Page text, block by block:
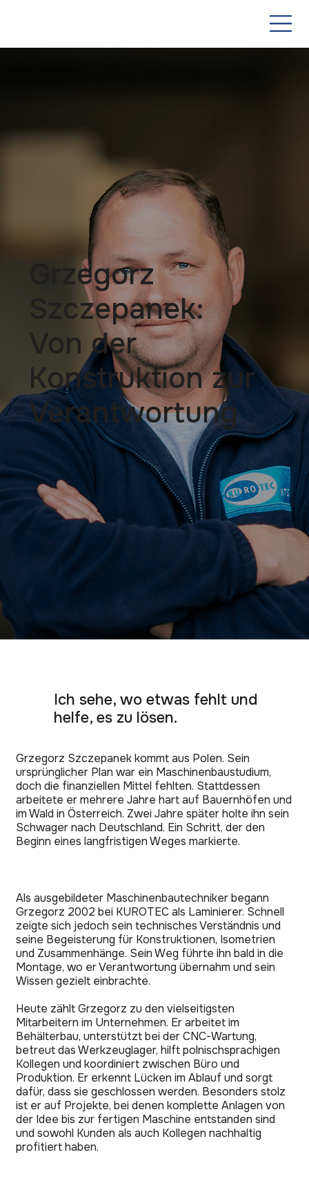
Grzegorz
Szczepanek:
Von der
Konstruktion zur
Verantwortung
Als ausgebildeter Maschinenbautechniker begann
Grzegorz 2002 bei KUROTEC als Laminierer. Schnell
zeigte sich jedoch sein technisches Verständnis und
seine Begeisterung für Konstruktionen, Isometrien
und Zusammenhänge. Sein Weg führte ihn bald in die
Montage, wo er Verantwortung übernahm und sein
Wissen gezielt einbrachte.
Heute zählt Grzegorz zu den vielseitigsten
Mitarbeitern im Unternehmen. Er arbeitet im
Behälterbau, unterstützt bei der CNC-Wartung,
betreut das Werkzeuglager, hilft polnischsprachigen
Kollegen und koordiniert zwischen Büro und
Produktion. Er erkennt Lücken im Ablauf und sorgt
dafür, dass sie geschlossen werden. Besonders stolz
ist er auf Projekte, bei denen komplette Anlagen von
der Idee bis zur fertigen Maschine entstanden sind
und sowohl Kunden als auch Kollegen nachhaltig
profitiert haben.
Ich sehe, wo etwas fehlt und
helfe, es zu lösen.
Grzegorz Szczepanek kommt aus Polen. Sein
ursprünglicher Plan war ein Maschinenbaustudium,
doch die finanziellen Mittel fehlten. Stattdessen
arbeitete er mehrere Jahre hart auf Bauernhöfen und
im Wald in Österreich. Zwei Jahre später holte ihn sein
Schwager nach Deutschland. Ein Schritt, der den
Beginn eines langfristigen Weges markierte.